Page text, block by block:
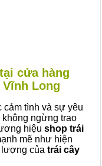
cửa hàng
Vĩnh Long
tình và sự yêu
không ngừng trao
hiệu shop trái
mẽ như hiện
lượng của trái cây